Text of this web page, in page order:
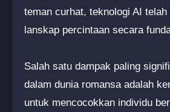
teman curhat, teknologi AI telah
lanskap percintaan secara
Salah satu dampak paling
dalam dunia romansa adalah
untuk mencocokkan individu